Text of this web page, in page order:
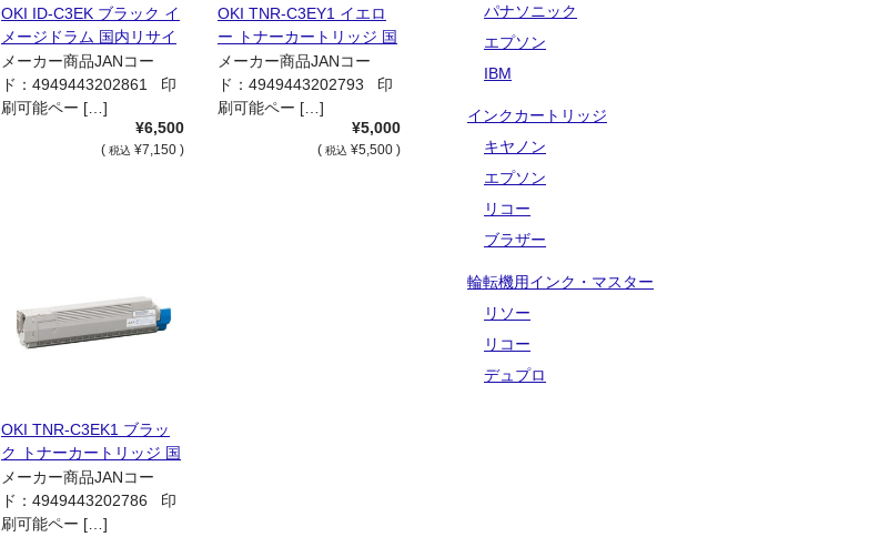
OKI ID-C3EK ブラック イ
メージドラム 国内リサイ
クル品
メーカー商品JANコー
ド：4949443202861 印
刷可能ペー […]
¥6,500
( 税込 ¥7,150 )
OKI TNR-C3EY1 イエロ
ー トナーカートリッジ 国
内リサイクル品
メーカー商品JANコー
ド：4949443202793 印
刷可能ペー […]
¥5,000
( 税込 ¥5,500 )
OKI TNR-C3EK1 ブラッ
ク トナーカートリッジ 国
内リサイクル品
メーカー商品JANコー
ド：4949443202786 印
刷可能ペー […]
パナソニック
エプソン
IBM
インクカートリッジ
キヤノン
エプソン
リコー
ブラザー
輪転機用インク・マスター
リソー
リコー
デュプロ